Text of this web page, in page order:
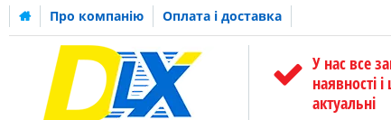
Про компанію Оплата і доставка
У нас все
наявності і
актуальні